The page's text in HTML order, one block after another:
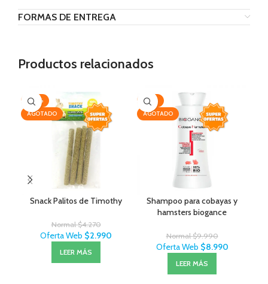
FORMAS DE ENTREGA
Productos relacionados
-30%
AGOTADO
Snack Palitos de Timothy
Normal$4.270
Oferta Web $2.990
LEER MÁS
-10%
AGOTADO
Shampoo para cobayas y
hamsters biogance
Normal$9.990
Oferta Web $8.990
LEER MÁS